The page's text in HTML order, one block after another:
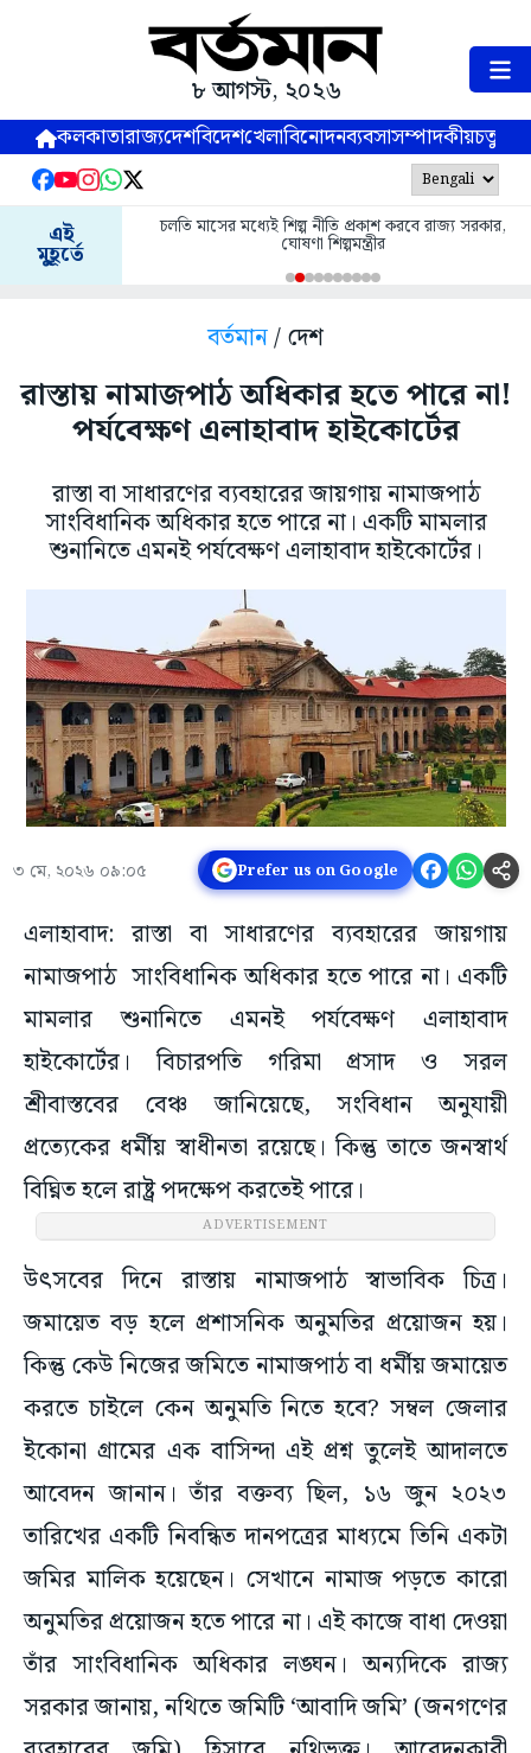
৮ আগস্ট, ২০২৬
কলকাতারাজ্যদেশবিদেশখেলাবিনোদনব্যবসাসম্পাদকীয়
এই
মুহূর্তে
চলতি মাসের মধ্যেই শিল্প নীতি প্রকাশ করবে রাজ্য সরকার,
ঘোষণা শিল্পমন্ত্রীর
বর্তমান/ দেশ
রাস্তায় নামাজপাঠ অধিকার হতে পারে না!
পর্যবেক্ষণ এলাহাবাদ হাইকোর্টের
রাস্তা বা সাধারণের ব্যবহারের জায়গায় নামাজপাঠ
সাংবিধানিক অধিকার হতে পারে না। একটি মামলার
শুনানিতে এমনই পর্যবেক্ষণ এলাহাবাদ হাইকোর্টের।
৩ মে, ২০২৬ ০৯:০৫ Prefer us on Google
এলাহাবাদ: রাস্তা বা সাধারণের ব্যবহারের জায়গায়
নামাজপাঠ সাংবিধানিক অধিকার হতে পারে না। একটি
মামলার শুনানিতে এমনই পর্যবেক্ষণ এলাহাবাদ
হাইকোর্টের। বিচারপতি গরিমা প্রসাদ ও সরল
শ্রীবাস্তবের বেঞ্চ জানিয়েছে, সংবিধান অনুযায়ী
প্রত্যেকের ধর্মীয় স্বাধীনতা রয়েছে। কিন্তু তাতে জনস্বার্থ
বিঘ্নিত হলে রাষ্ট্র পদক্ষেপ করতেই পারে।
ADVERTISEMENT
উৎসবের দিনে রাস্তায় নামাজপাঠ স্বাভাবিক চিত্র।
জমায়েত বড় হলে প্রশাসনিক অনুমতির প্রয়োজন হয়।
কিন্তু কেউ নিজের জমিতে নামাজপাঠ বা ধর্মীয় জমায়েত
করতে চাইলে কেন অনুমতি নিতে হবে? সম্বল জেলার
ইকোনা গ্রামের এক বাসিন্দা এই প্রশ্ন তুলেই আদালতে
আবেদন জানান। তাঁর বক্তব্য ছিল, ১৬ জুন ২০২৩
তারিখের একটি নিবন্ধিত দানপত্রের মাধ্যমে তিনি একটা
জমির মালিক হয়েছেন। সেখানে নামাজ পড়তে কারো
অনুমতির প্রয়োজন হতে পারে না। এই কাজে বাধা দেওয়া
তাঁর সাংবিধানিক অধিকার লঙ্ঘন। অন্যদিকে রাজ্য
সরকার জানায়, নথিতে জমিটি ‘আবাদি জমি’ (জনগণের